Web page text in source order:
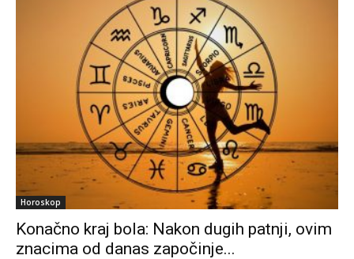
Horoskop
Konačno kraj bola: Nakon dugih patnji, ovim
znacima od danas započinje...